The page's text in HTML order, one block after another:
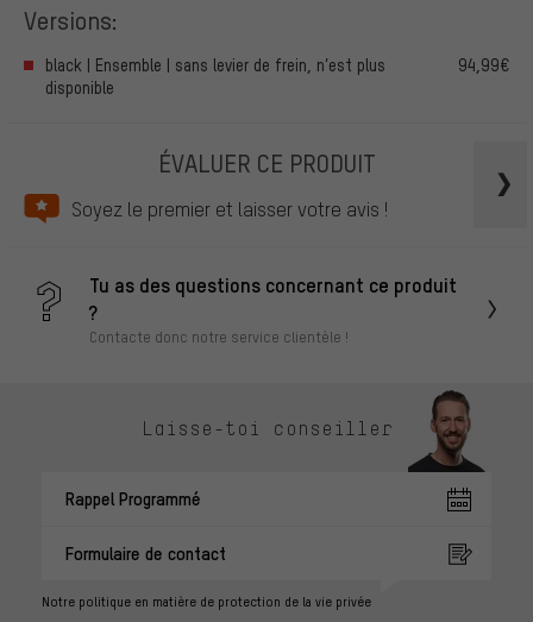
Versions:
black | Ensemble | sans levier de frein, n’est plus
disponible
94,99€
ÉVALUER CE PRODUIT
Soyez le premier et laisser votre avis !
Tu as des questions concernant ce produit
?
Contacte donc notre service clientèle !
Laisse-toi conseiller
Rappel Programmé
Formulaire de contact
Notre politique en matière de protection de la vie privée